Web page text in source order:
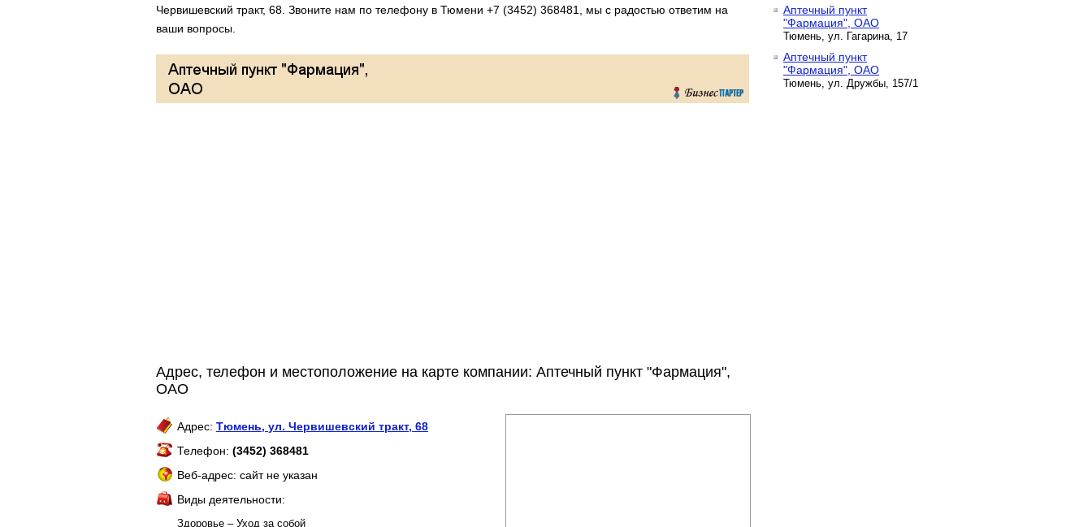
Червишевский тракт, 68. Звоните нам по телефону в Тюмени +7 (3452) 368481, мы с радостью ответим на
ваши вопросы.
Адрес, телефон и местоположение на карте компании: Аптечный пункт "Фармация",
ОАО
Адрес: Тюмень, ул. Червишевский тракт, 68
Телефон: (3452) 368481
Веб-адрес: сайт не указан
Виды деятельности:
Здоровье – Уход за собой
Аптечный пункт
"Фармация", ОАО
Тюмень, ул. Гагарина, 17
Аптечный пункт
"Фармация", ОАО
Тюмень, ул. Дружбы, 157/1